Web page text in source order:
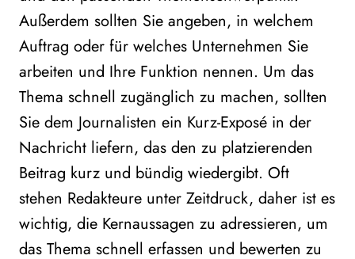
Außerdem sollten Sie angeben, in welchem
Auftrag oder für welches Unternehmen Sie
arbeiten und Ihre Funktion nennen. Um das
Thema schnell zugänglich zu machen, sollten
Sie dem Journalisten ein Kurz-Exposé in der
Nachricht liefern, das den zu platzierenden
Beitrag kurz und bündig wiedergibt. Oft
stehen Redakteure unter Zeitdruck, daher ist es
wichtig, die Kernaussagen zu adressieren, um
das Thema schnell erfassen und bewerten zu